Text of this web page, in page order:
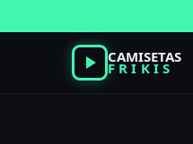
al
CAMISETAS
FRIKIS